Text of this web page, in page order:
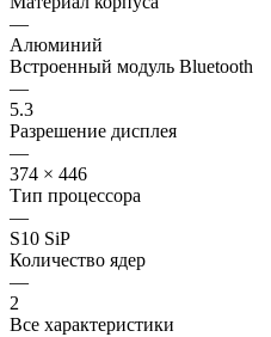
—
Алюминий
Встроенный модуль Bluetooth
—
5.3
Разрешение дисплея
—
374 × 446
Тип процессора
—
S10 SiP
Количество ядер
—
2
Все характеристики